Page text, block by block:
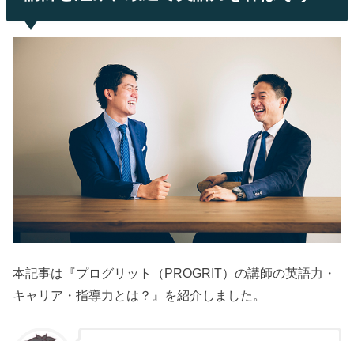
本記事は『プログリット（PROGRIT）の講師の英語力・
キャリア・指導力とは？』を紹介しました。